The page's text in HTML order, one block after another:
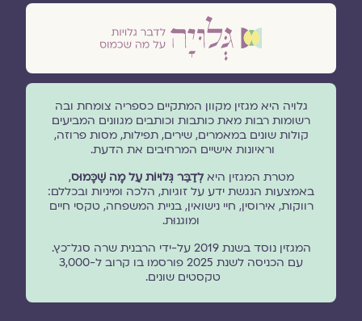
גלויה היא מגזין מקוון המתקיים כספריה צומחת ובה
רשומות רבות מאת כותבות וכותבים מגוונים המביעים
קולות שונים במאמרים, שירים, תפילות, מסות פרוזה,
וראיונות אישיים המרחיבים את הדעת.
מטרת המגזין היאלְדַבֵּר גְּלוּיוֹת עַל מָה שֶׁכָּמוּס,
באמצעות הנגשת ידע על זוגיות, הלכה ומיניות ובכללם:
רווקות, אירוסין, חיי נישואין, בניית המשפחה, טקסי חיים
ומוגנוּת.
המגזין נוסד בשנת 2019 על-ידי הרבנית שרה סגל־כץ.
עם הכניסה לשנת 2025 פורסמו בו קרוב ל-3,000
טקסטים שונים.